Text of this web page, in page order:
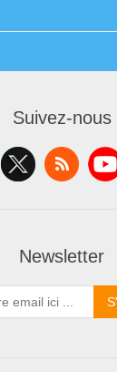
Suivez-nous
Newsletter